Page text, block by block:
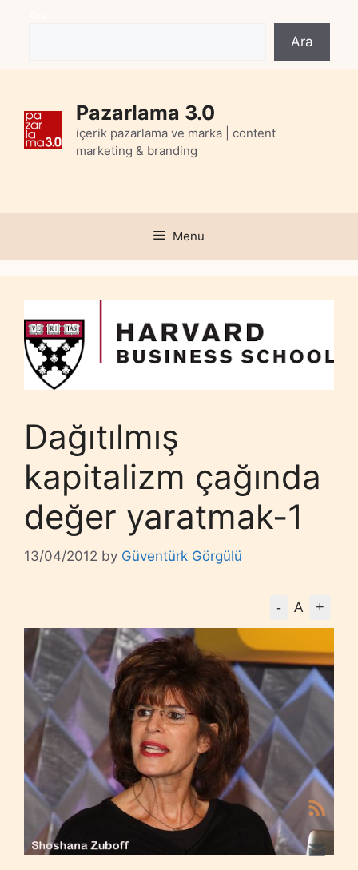
Ara
Pazarlama 3.0
içerik pazarlama ve marka | content
marketing & branding
Menu
Dağıtılmış
kapitalizm çağında
değer yaratmak-1
13/04/2012 by Güventürk Görgülü
- A +